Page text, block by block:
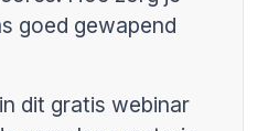
goed gewapend
dit gratis webinar